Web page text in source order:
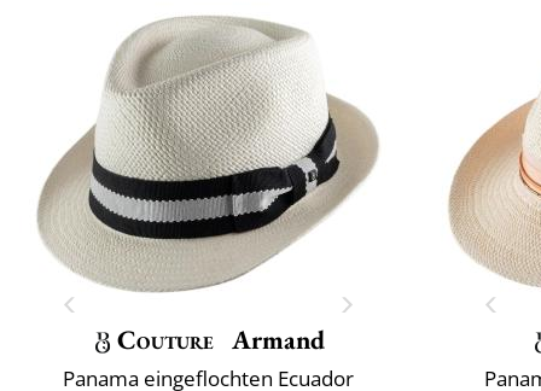
Couture Armand
Panama eingeflochten Ecuador